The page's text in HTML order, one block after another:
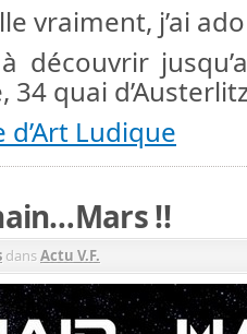
vraiment, j’ai
découvrir
34 quai
Ludique
!!
dansActu V.F.